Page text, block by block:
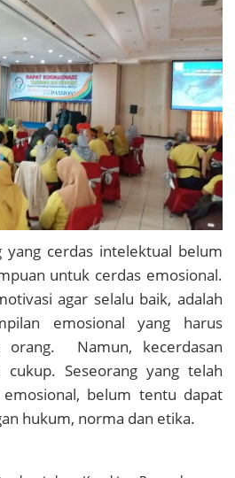
yang cerdas intelektual belum
untuk cerdas emosional.
agar selalu baik, adalah
emosional yang harus
orang. Namun, kecerdasan
Seseorang yang telah
belum tentu dapat
hukum, norma dan etika.